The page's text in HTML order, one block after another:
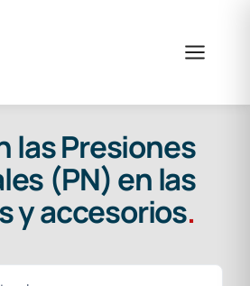
las Presiones
(PN) en las
y accesorios.